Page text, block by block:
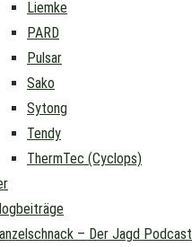
Liemke
PARD
Pulsar
Sako
Sytong
Tendy
ThermTec (Cyclops)
– Der Jagd Podcast